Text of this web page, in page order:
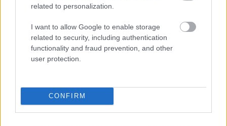
related to personalization.
I want to allow Google to enable storage
related to security, including authentication
functionality and fraud prevention, and other
user protection.
CONFIRM
AJ Allmendinger domináns győzelmet aratott a NASCAR
Xfinity Series austini versenyén, ahol a 46 körből 27-et az élen
töltött. Minden alkalommal, amikor a NASCAR Xfinity Series
egy épített pályára megy, az elvárás az, hogy mindenkinek AJ
Allmendingerrel és a Kaulig Racinggel kell megküzdenie a
NASCAR / 2022. MÁRC. 26.